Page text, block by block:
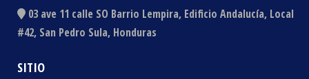
03 ave 11 calle SO Barrio Lempira, Edificio Andalucía, Local
#42, San Pedro Sula, Honduras
SITIO